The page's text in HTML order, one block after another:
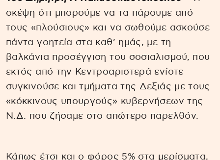
σκέψη ότι μπορούμε να τα πάρουμε από
τους «πλούσιους» και να σωθούμε ασκούσε
πάντα γοητεία στα καθ’ ημάς, με τη
βαλκάνια προσέγγιση του σοσιαλισμού, που
εκτός από την Κεντροαριστερά ενίοτε
συγκινούσε και τμήματα της Δεξιάς με τους
«κόκκινους υπουργούς» κυβερνήσεων της
Ν.Δ. που ζήσαμε στο απώτερο παρελθόν.
Κάπως έτσι και ο φόρος 5% στα μερίσματα,